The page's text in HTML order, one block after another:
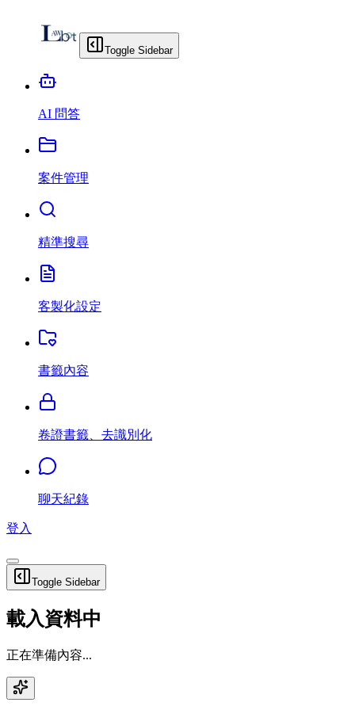
Toggle Sidebar
AI 問答
案件管理
精準搜尋
客製化設定
書籤內容
卷證書籤、去識別化
聊天紀錄
登入
Toggle Sidebar
載入資料中
正在準備內容...